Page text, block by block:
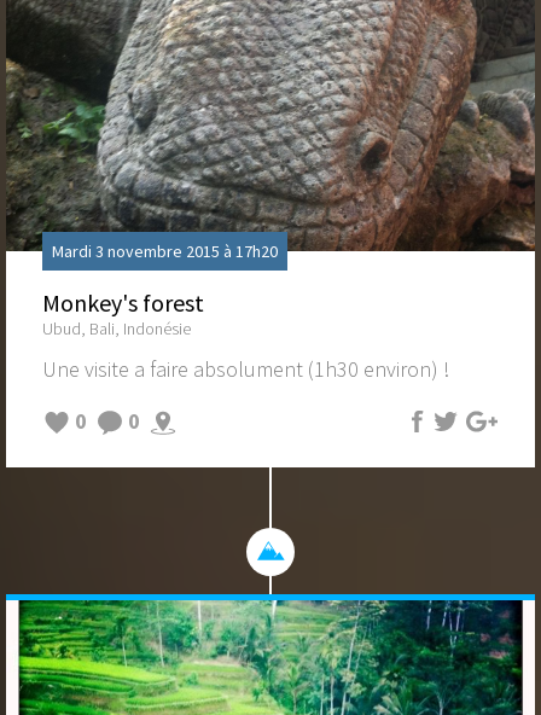
Mardi 3 novembre 2015 à 17h20
Monkey's forest
Ubud, Bali, Indonésie
Une visite a faire absolument (1h30 environ) !
0
0